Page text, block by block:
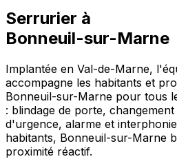
Serrurier à
Bonneuil-sur-Marne
Implantée en Val-de-Marne,
accompagne les habitants et
Bonneuil-sur-Marne pour tous
: blindage de porte,
d'urgence, alarme et
habitants, Bonneuil-sur-Marne
proximité réactif.